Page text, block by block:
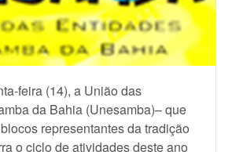
feira (14), a União das
da Bahia (Unesamba)– que
representantes da tradição
o ciclo de atividades deste ano